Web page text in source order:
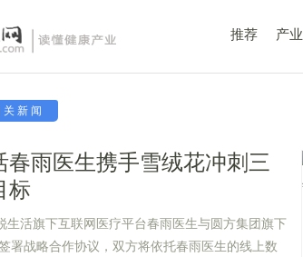
推荐 产业
新闻
春雨医生携手雪绒花冲刺三
标
生活旗下互联网医疗平台春雨医生与圆方集团旗下
署战略合作协议，双方将依托春雨医生的线上数